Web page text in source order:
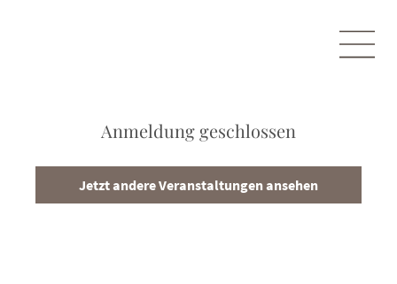
Anmeldung geschlossen
Jetzt andere Veranstaltungen ansehen